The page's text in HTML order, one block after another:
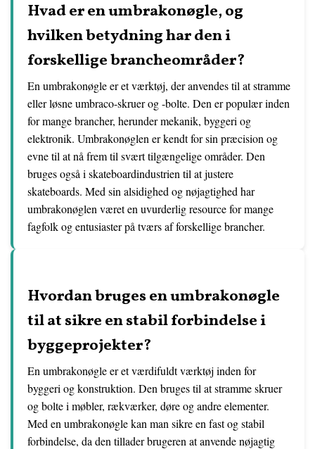
Hvad er en umbrakonøgle, og
hvilken betydning har den i
forskellige brancheområder?
En umbrakonøgle er et værktøj, der anvendes til at stramme
eller løsne umbraco-skruer og -bolte. Den er populær inden
for mange brancher, herunder mekanik, byggeri og
elektronik. Umbrakonøglen er kendt for sin præcision og
evne til at nå frem til svært tilgængelige områder. Den
bruges også i skateboardindustrien til at justere
skateboards. Med sin alsidighed og nøjagtighed har
umbrakonøglen været en uvurderlig resource for mange
fagfolk og entusiaster på tværs af forskellige brancher.
Hvordan bruges en umbrakonøgle
til at sikre en stabil forbindelse i
byggeprojekter?
En umbrakonøgle er et værdifuldt værktøj inden for
byggeri og konstruktion. Den bruges til at stramme skruer
og bolte i møbler, rækværker, døre og andre elementer.
Med en umbrakonøgle kan man sikre en fast og stabil
forbindelse, da den tillader brugeren at anvende nøjagtig